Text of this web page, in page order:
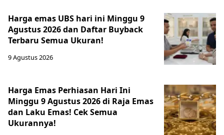
Harga emas UBS hari ini Minggu 9
Agustus 2026 dan Daftar Buyback
Terbaru Semua Ukuran!
9 Agustus 2026
Harga Emas Perhiasan Hari Ini
Minggu 9 Agustus 2026 di Raja Emas
dan Laku Emas! Cek Semua
Ukurannya!